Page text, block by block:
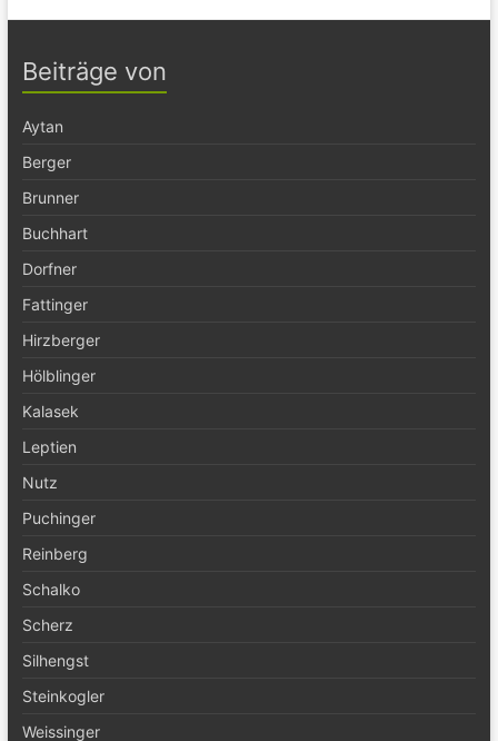
Beiträge von
Aytan
Berger
Brunner
Buchhart
Dorfner
Fattinger
Hirzberger
Hölblinger
Kalasek
Leptien
Nutz
Puchinger
Reinberg
Schalko
Scherz
Silhengst
Steinkogler
Weissinger